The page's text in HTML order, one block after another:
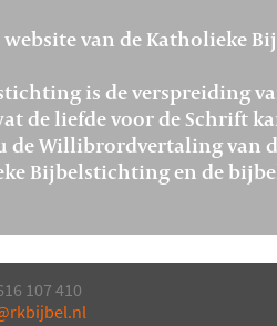
van de Katholieke
is de verspreiding
de liefde voor de Schrift
de Willibrordvertaling van
Bijbelstichting en de
107 410